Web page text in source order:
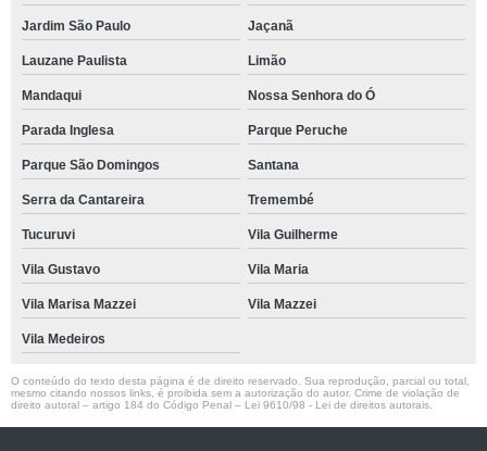
Jardim São Paulo Jaçanã
Lauzane Paulista Limão
Mandaqui Nossa Senhora do Ó
Parada Inglesa Parque Peruche
Parque São Domingos Santana
Serra da Cantareira Tremembé
Tucuruvi Vila Guilherme
Vila Gustavo Vila Maria
Vila Marisa Mazzei Vila Mazzei
Vila Medeiros
O conteúdo do texto desta página é de direito reservado. Sua reprodução, parcial ou total,
mesmo citando nossos links, é proibida sem a autorização do autor. Crime de violação de
direito autoral – artigo 184 do Código Penal – Lei 9610/98 - Lei de direitos autorais